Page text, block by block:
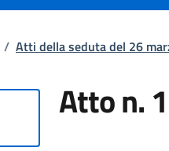
/ Atti della seduta del 26
Atto n.